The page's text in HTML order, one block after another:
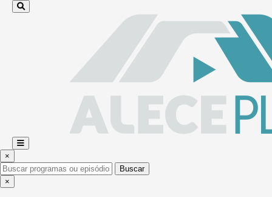
×
Buscar
×